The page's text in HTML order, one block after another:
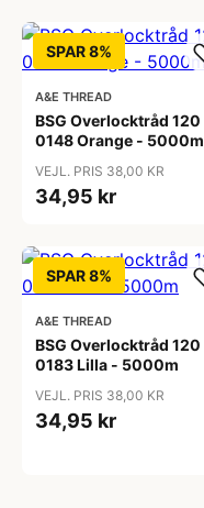
SPAR 8%
A&E THREAD
BSG Overlocktråd 120
0148 Orange - 5000m
VEJL. PRIS 38,00 KR
34,95 kr
SPAR 8%
A&E THREAD
BSG Overlocktråd 120
0183 Lilla - 5000m
VEJL. PRIS 38,00 KR
34,95 kr